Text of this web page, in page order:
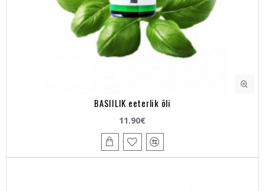
BASIILIK eeterlik õli
11.90€